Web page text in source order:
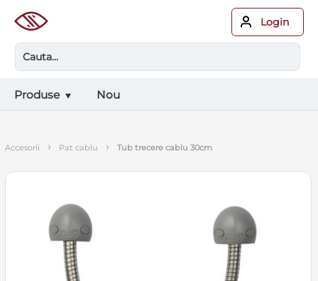
Login
Produse Nou
accesorii › pat cablu › tub trecere cablu 30cm